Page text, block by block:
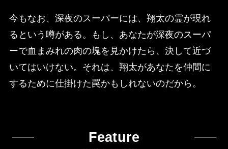
今もなお、深夜のスーパーには、翔太の霊が現れ
るという噂がある。もし、あなたが深夜のスーパ
ーで血まみれの肉の塊を見かけたら、決して近づ
いてはいけない。それは、翔太があなたを仲間に
するために仕掛けた罠かもしれないのだから。
Feature